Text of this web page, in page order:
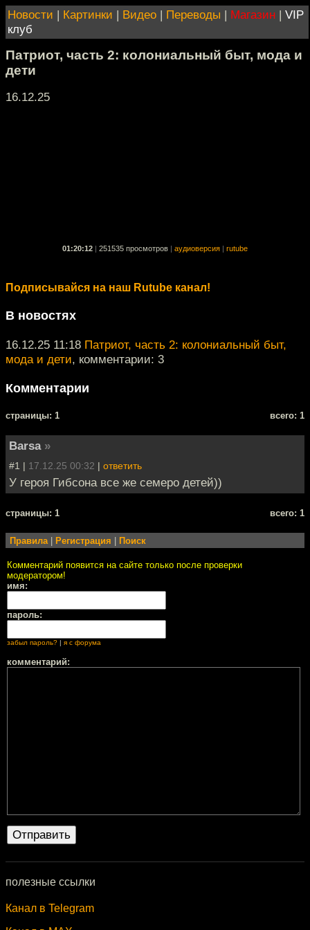
Новости | Картинки | Видео | Переводы | Магазин | VIP
клуб
Патриот, часть 2: колониальный быт, мода и
дети
16.12.25
01:20:12 251535 просмотров аудиоверсия rutube
Подписывайся на наш Rutube канал!
В новостях
16.12.25 11:18 Патриот, часть 2: колониальный быт,
мода и дети, комментарии: 3
Комментарии
cтраницы: 1 всего: 1
Barsa »
#1 | 17.12.25 00:32 | ответить
У героя Гибсона все же семеро детей))
cтраницы: 1 всего: 1
Правила| Регистрация Поиск
Комментарий появится на сайте только после проверки
модератором!
имя:
пароль:
забыл пароль? я с форума
комментарий:
полезные ссылки
Канал в Telegram